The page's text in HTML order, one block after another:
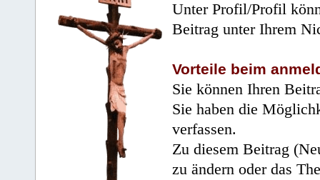
Unter Profil/Profil
Beitrag unter Ihrem
Vorteile beim
Sie können Ihren
Sie haben die
verfassen.
Zu diesem Beitrag
zu ändern oder das